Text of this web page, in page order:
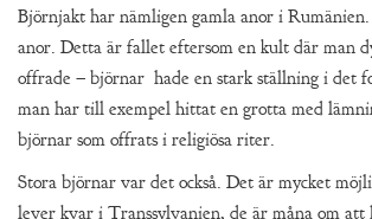
Björnjakt har nämligen gamla anor i
anor. Detta är fallet eftersom en kult där man
offrade – björnar hade en stark ställning i det
man har till exempel hittat en grotta med
björnar som offrats i religiösa riter.
Stora björnar var det också. Det är mycket
lever kvar i Transsylvanien, de är måna om att